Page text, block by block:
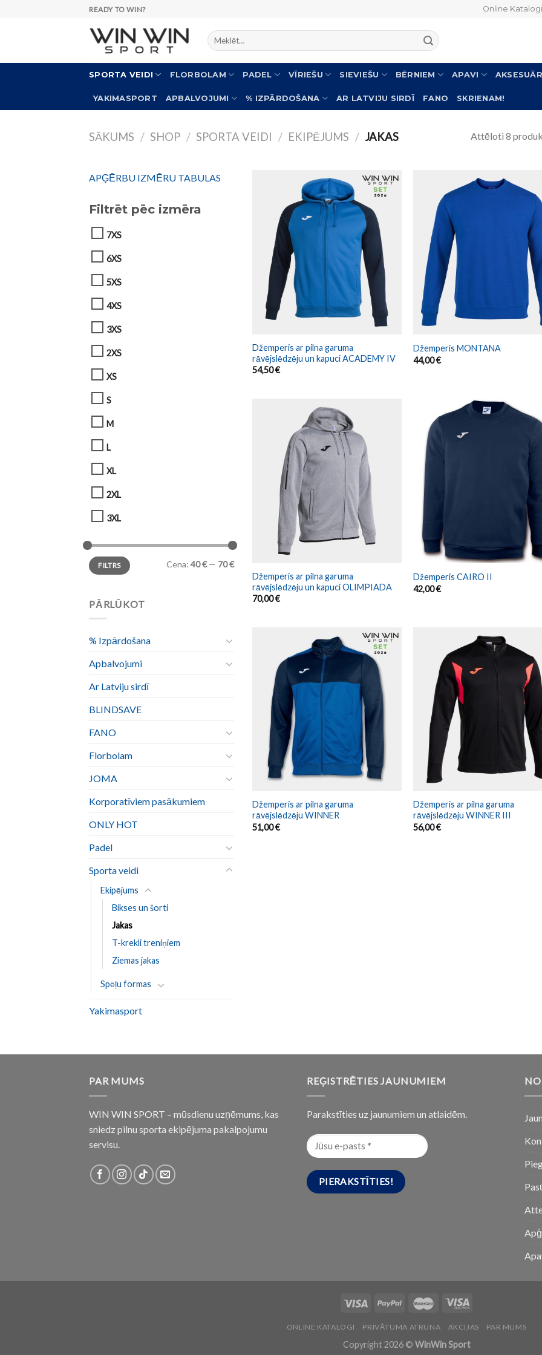
READY TO WIN? Online Katalogi
Meklēt:
SPORTA VEIDI FLORBOLAM PADEL VĪRIEŠU SIEVIEŠU BĒRNIEM APAVI
YAKIMASPORT APBALVOJUMI % IZPĀRDOŠANA AR LATVIJU SIRDĪ FANO SKRIENAM!
SĀKUMS / SHOP / SPORTA VEIDI / EKIPĒJUMS / JAKAS Attēloti 8
APĢĒRBU IZMĒRU TABULAS
Filtrēt pēc izmēra
7XS
6XS
5XS
4XS
3XS
2XS
XS
S
M
L
XL
2XL
3XL
FILTRS Cena: 40 €— 70 €
PĀRLŪKOT
% Izpārdošana
Apbalvojumi
Ar Latviju sirdī
BLINDSAVE
FANO
Florbolam
JOMA
Korporatīviem pasākumiem
ONLY HOT
Padel
Sporta veidi
Ekipējums
Bikses un šorti
Jakas
T-krekli treniņiem
Ziemas jakas
Spēļu formas
Yakimasport
Džemperis ar pilna garuma
rāvējslēdzēju un kapuci ACADEMY IV
54,50€
Džemperis MONTANA
44,00€
Džemperis ar pilna garuma
rāvējslēdzēju un kapuci OLIMPIADA
70,00€
Džemperis CAIRO II
42,00€
Džemperis ar pilna garuma
rāvējslēdzēju WINNER
51,00€
Džemperis ar pilna garuma
rāvējslēdzēju WINNER III
56,00€
PAR MUMS
WIN WIN SPORT – mūsdienu uzņēmums, kas
sniedz pilnu sporta ekipējuma pakalpojumu
servisu.
REĢISTRĒTIES JAUNUMIEM
Parakstīties uz jaunumiem un atlaidēm.
ONLINE KATALOGI PRIVĀTUMA ATRUNA AKCIJAS PAR MUMS
Copyright 2026 © WinWin Sport